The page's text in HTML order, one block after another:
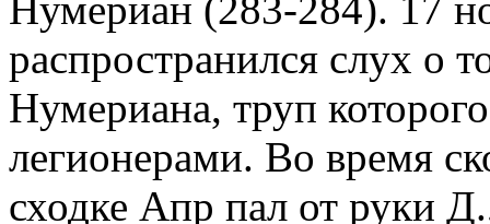
распространился слух о
Нумериана, труп
легионерами. Во время
сходке Апр пал от руки